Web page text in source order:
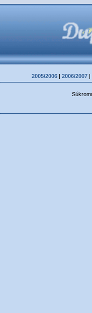
2005/2006 | 2006/2007 |